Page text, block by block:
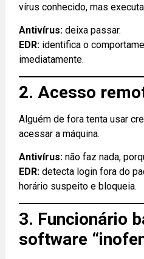
vírus conhecido, mas
Antivírus: deixa passar.
EDR: identifica o
imediatamente.
2. Acesso
Alguém de fora tenta usar
acessar a máquina.
Antivírus: não faz nada,
EDR: detecta login fora do
horário suspeito e bloqueia.
3. Funcionário
software